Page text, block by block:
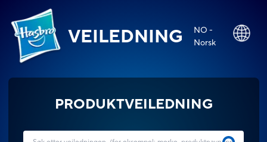
VEILEDNING
NO -
Norsk
PRODUKTVEILEDNING